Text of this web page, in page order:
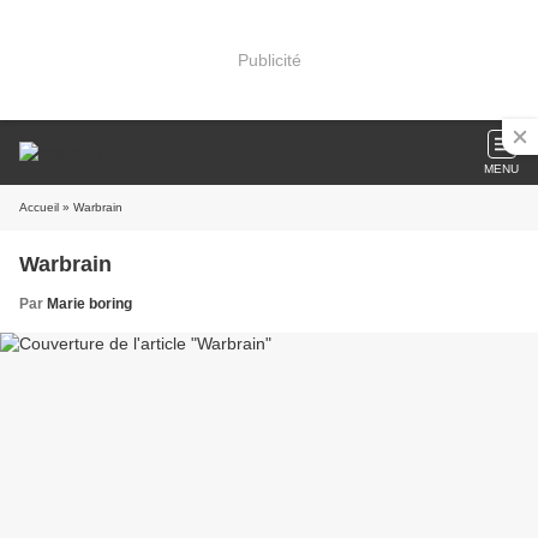
Publicité
MENU
Accueil » Warbrain
Warbrain
Par Marie boring